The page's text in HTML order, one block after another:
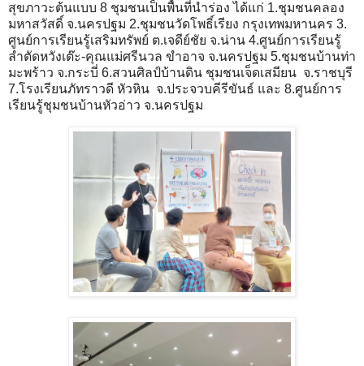
สุขภาวะต้นแบบ 8 ชุมชนเป็นพื้นที่นำร่อง ได้แก่ 1.ชุมชนคลอง
มหาสวัสดิ์ จ.นครปฐม 2.ชุมชนวัดโพธิ์เรียง กรุงเทพมหานคร 3.
ศูนย์การเรียนรู้เสริมทรัพย์ ต.เจดีย์ชัย จ.น่าน 4.ศูนย์การเรียนรู้
ลำตัดหวังเต๊ะ-คุณแม่ศรีนวล ขำอาจ จ.นครปฐม 5.ชุมชนบ้านท่า
มะพร้าว จ.กระบี่ 6.สวนศิลป์บ้านดิน ชุมชนเจ็ดเสมียน จ.ราชบุรี
7.โรงเรียนภัทราวดี หัวหิน จ.ประจวบคีรีขันธ์ และ 8.ศูนย์การ
เรียนรู้ชุมชนบ้านหัวอ่าว จ.นครปฐม